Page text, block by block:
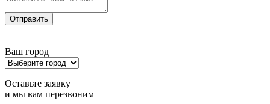
Отправить
Ваш город
Оставьте заявку
и мы вам перезвоним